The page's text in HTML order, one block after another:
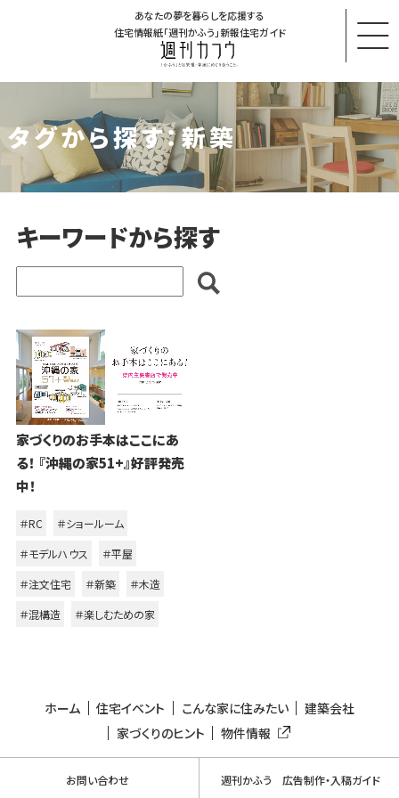
あなたの夢を暮らしを応援する
住宅情報紙「週刊かふう」新報住宅ガイド
タグから探す：新築
キーワードから探す
家づくりのお手本はここにあ
る！ 『沖縄の家51+』好評発売
中！
＃RC
＃ショールーム
＃モデルハウス
＃平屋
＃注文住宅
＃新築
＃木造
＃混構造
＃楽しむための家
ホーム 住宅イベント こんな家に住みたい
建築会社
家づくりのヒント
物件情報
お問い合わせ 週刊かふう 広告制作・入稿ガイド